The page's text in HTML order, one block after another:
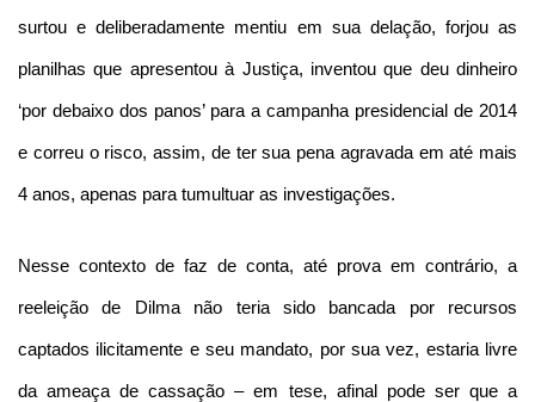
surtou e deliberadamente mentiu em sua delação, forjou as
planilhas que apresentou à Justiça, inventou que deu dinheiro
‘por debaixo dos panos’ para a campanha presidencial de 2014
e correu o risco, assim, de ter sua pena agravada em até mais
4 anos, apenas para tumultuar as investigações.
Nesse contexto de faz de conta, até prova em contrário, a
reeleição de Dilma não teria sido bancada por recursos
captados ilicitamente e seu mandato, por sua vez, estaria livre
da ameaça de cassação – em tese, afinal pode ser que a